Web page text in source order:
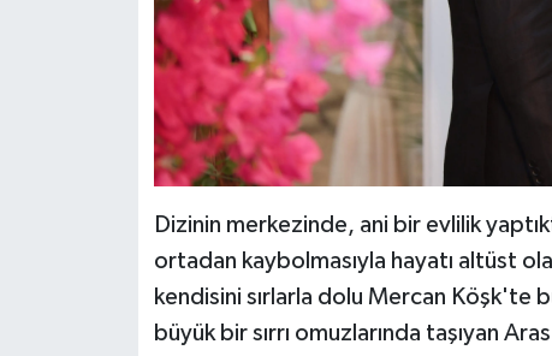
Dizinin merkezinde, ani bir evlilik
ortadan kaybolmasıyla hayatı altüst
kendisini sırlarla dolu Mercan Köşk'te
büyük bir sırrı omuzlarında taşıyan